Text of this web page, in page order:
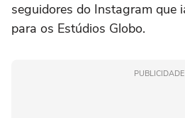
seguidores do Instagram que
para os Estúdios Globo.
PUBLICIDADE